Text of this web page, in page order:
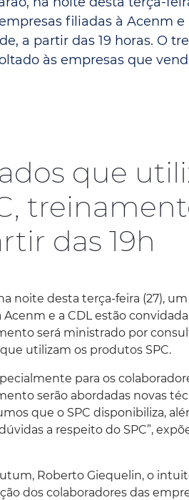
Proteção ao Crédito
Vante CRM
filiadas à Acenm
a partir das 19 horas. O
às empresas que
que
das 19h
noite desta terça-feira (27),
Acenm e a CDL estão
será ministrado por
utilizam os produtos SPC.
para os
serão abordadas novas
que o SPC disponibiliza,
a respeito do SPC”,
Roberto Giequelin, o
dos colaboradores das